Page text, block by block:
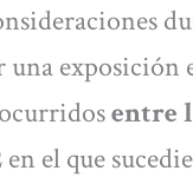
una exposición
entre
en el que